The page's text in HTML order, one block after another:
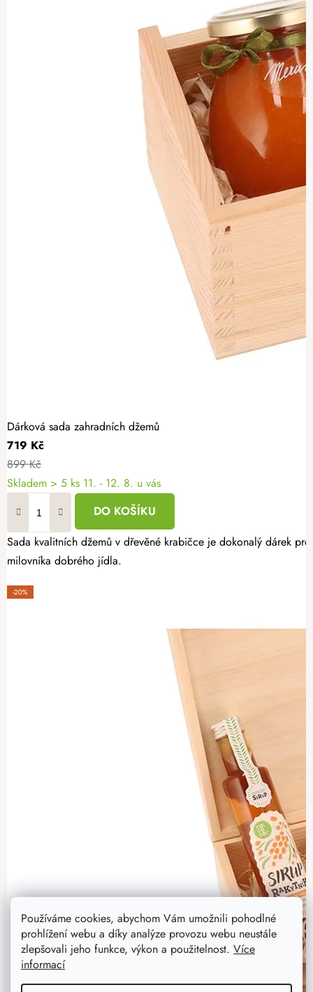
Používáme cookies, abychom Vám umožnili pohodlné
prohlížení webu a díky analýze provozu webu neustále
zlepšovali jeho funkce, výkon a použitelnost. Více
informací
Dárková sada zahradních džemů
719 Kč
899 Kč
Skladem > 5 ks 11. - 12. 8. u vás
DO KOŠÍKU
Sada kvalitních džemů v dřevěné krabičce je dokonalý dárek
milovníka dobrého jídla.
-20%